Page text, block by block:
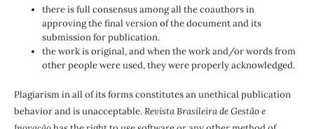
there is full consensus among all the coauthors in
approving the final version of the document and its
submission for publication.
the work is original, and when the work and/or words from
other people were used, they were properly acknowledged.
Plagiarism in all of its forms constitutes an unethical publication
behavior and is unacceptable.Revista Brasileira de Gestão e